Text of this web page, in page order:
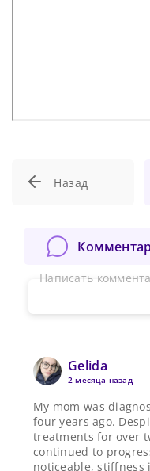
Назад
Написать
Gelida
2 месяца назад
My mom was
four years ago.
treatments for over
continued to
noticeable, stiffness